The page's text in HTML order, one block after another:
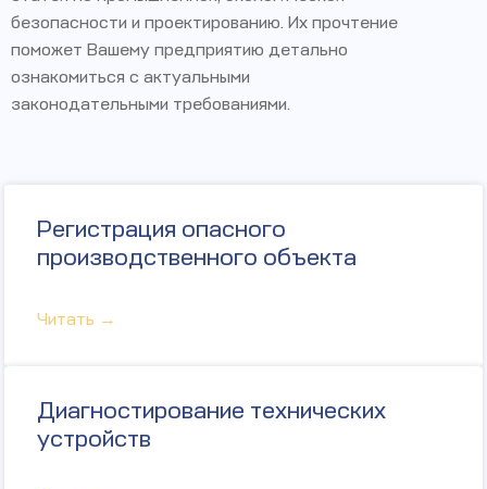
безопасности и проектированию. Их прочтение
поможет Вашему предприятию детально
ознакомиться с актуальными
законодательными требованиями.
Регистрация опасного
производственного объекта
Читать →
Диагностирование технических
устройств